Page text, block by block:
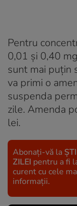
Pentru
0,01 și 0,40
sunt mai puțin
va primi o
suspenda
zile. Amenda
lei.
Abonați-vă la
ZILEI pentru a fi
curent cu cele
informații.